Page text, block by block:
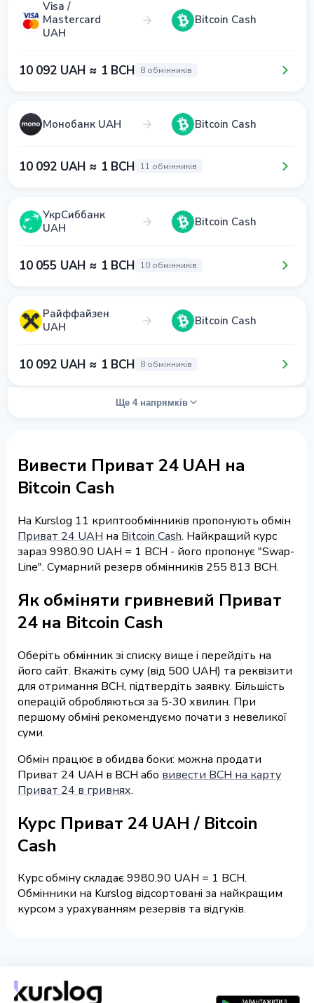
Visa /
Mastercard
UAH
Bitcoin Cash
10 092 UAH ≈ 1 BCH 8 обмінників
Монобанк UAH Bitcoin Cash
10 092 UAH ≈ 1 BCH 11 обмінників
УкрСиббанк
UAH
Bitcoin Cash
10 055 UAH ≈ 1 BCH 10 обмінників
Райффайзен
UAH
Bitcoin Cash
10 092 UAH ≈ 1 BCH 8 обмінників
Ще 4 напрямків
Вивести Приват 24 UAH на
Bitcoin Cash
На Kurslog 11 криптообмінників пропонують обмін
Приват 24 UAH на Bitcoin Cash. Найкращий курс
зараз 9980.90 UAH = 1 BCH - його пропонує "Swap-
Line". Сумарний резерв обмінників 255 813 BCH.
Як обміняти гривневий Приват
24 на Bitcoin Cash
Оберіть обмінник зі списку вище і перейдіть на
його сайт. Вкажіть суму (від 500 UAH) та реквізити
для отримання BCH, підтвердіть заявку. Більшість
операцій обробляються за 5-30 хвилин. При
першому обміні рекомендуємо почати з невеликої
суми.
Обмін працює в обидва боки: можна продати
Приват 24 UAH в BCH або вивести BCH на карту
Приват 24 в гривнях.
Курс Приват 24 UAH / Bitcoin
Cash
Курс обміну складає 9980.90 UAH = 1 BCH.
Обмінники на Kurslog відсортовані за найкращим
курсом з урахуванням резервів та відгуків.